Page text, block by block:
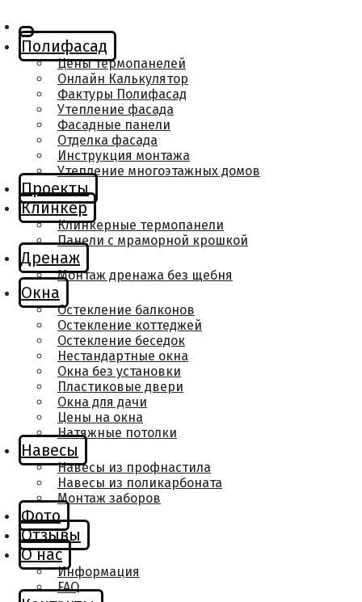
Полифасад
Цены термопанелей
Онлайн Калькулятор
Фактуры Полифасад
Утепление фасада
Фасадные панели
Отделка фасада
Инструкция монтажа
Утепление многоэтажных домов
Проекты
Клинкер
Клинкерные термопанели
Панели с мраморной крошкой
Дренаж
Монтаж дренажа без щебня
Окна
Остекление балконов
Остекление коттеджей
Остекление беседок
Нестандартные окна
Окна без установки
Пластиковые двери
Окна для дачи
Цены на окна
Натяжные потолки
Навесы
Навесы из профнастила
Навесы из поликарбоната
Монтаж заборов
Фото
Отзывы
О нас
Информация
FAQ